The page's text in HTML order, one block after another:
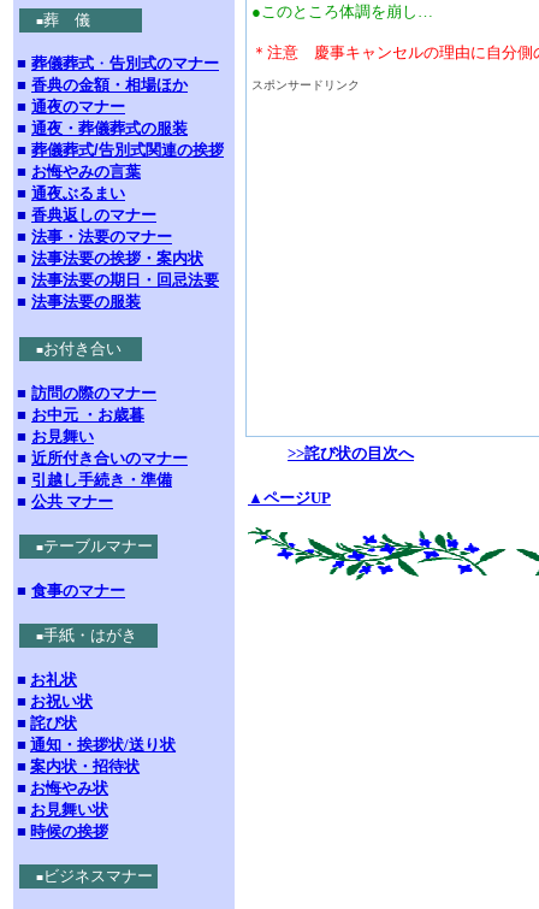
●このところ体調を崩し…
＊注意 慶事キャンセルの理由に自分側
スポンサードリンク
>>詫び状の目次へ
▲ページUP
■葬 儀
■ 葬儀葬式 ・ 告別式のマナー
■ 香典の金額・相場ほか
■ 通夜のマナー
■ 通夜・葬儀葬式の服装
■ 葬儀葬式/告別式関連の挨拶
■ お悔やみの言葉
■ 通夜ぶるまい
■ 香典返しのマナー
■ 法事・法要のマナー
■ 法事法要の挨拶・案内状
■ 法事法要の期日・回忌法要
■ 法事法要の服装
■お付き合い
■ 訪問の際のマナー
■ お中元 ・お歳暮
■ お見舞い
■ 近所付き合いのマナー
■ 引越し手続き・準備
■ 公共 マナー
■テーブルマナー
■ 食事のマナー
■手紙・はがき
■ お礼状
■ お祝い状
■ 詫び状
■ 通知・挨拶状/送り状
■ 案内状・招待状
■ お悔やみ状
■ お見舞い状
■ 時候の挨拶
■ビジネスマナー